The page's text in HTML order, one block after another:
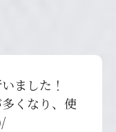
ました！
くなり、使